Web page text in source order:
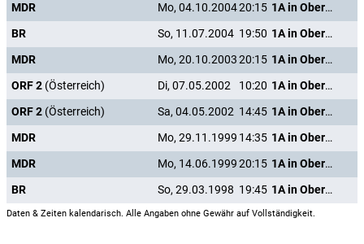
MDR
Mo, 04.10.200420:15
1A in Oberbayern
BR
So, 11.07.2004 19:50
1A in Oberbayern
MDR
Mo, 20.10.200320:15
1A in Oberbayern
ORF 2 (Österreich) Di, 07.05.2002 10:20
1A in Oberbayern
ORF 2 (Österreich) Sa, 04.05.2002 14:45
1A in Oberbayern
MDR
Mo, 29.11.1999 14:35
1A in Oberbayern
MDR
Mo, 14.06.199920:15
1A in Oberbayern
BR
So, 29.03.1998 19:45 1A in Oberbayern
Daten & Zeiten kalendarisch. Alle Angaben ohne Gewähr auf Vollständigkeit.